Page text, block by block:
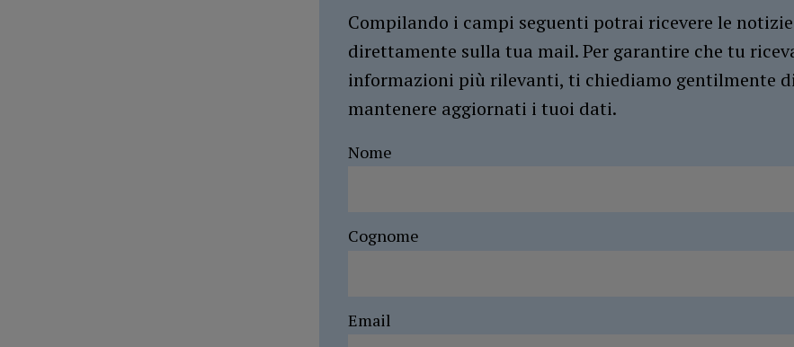
Compilando i campi seguenti potrai ricevere le notizie
direttamente sulla tua mail. Per garantire che tu
informazioni più rilevanti, ti chiediamo gentilmente
mantenere aggiornati i tuoi dati.
Nome
Cognome
Email